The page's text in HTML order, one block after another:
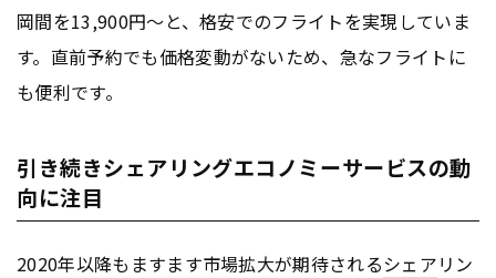
岡間を13,900円〜と、格安でのフライトを実現していま
す。直前予約でも価格変動がないため、急なフライトに
も便利です。
引き続きシェアリングエコノミーサービスの動
向に注目
2020年以降もますます市場拡大が期待されるシェアリン